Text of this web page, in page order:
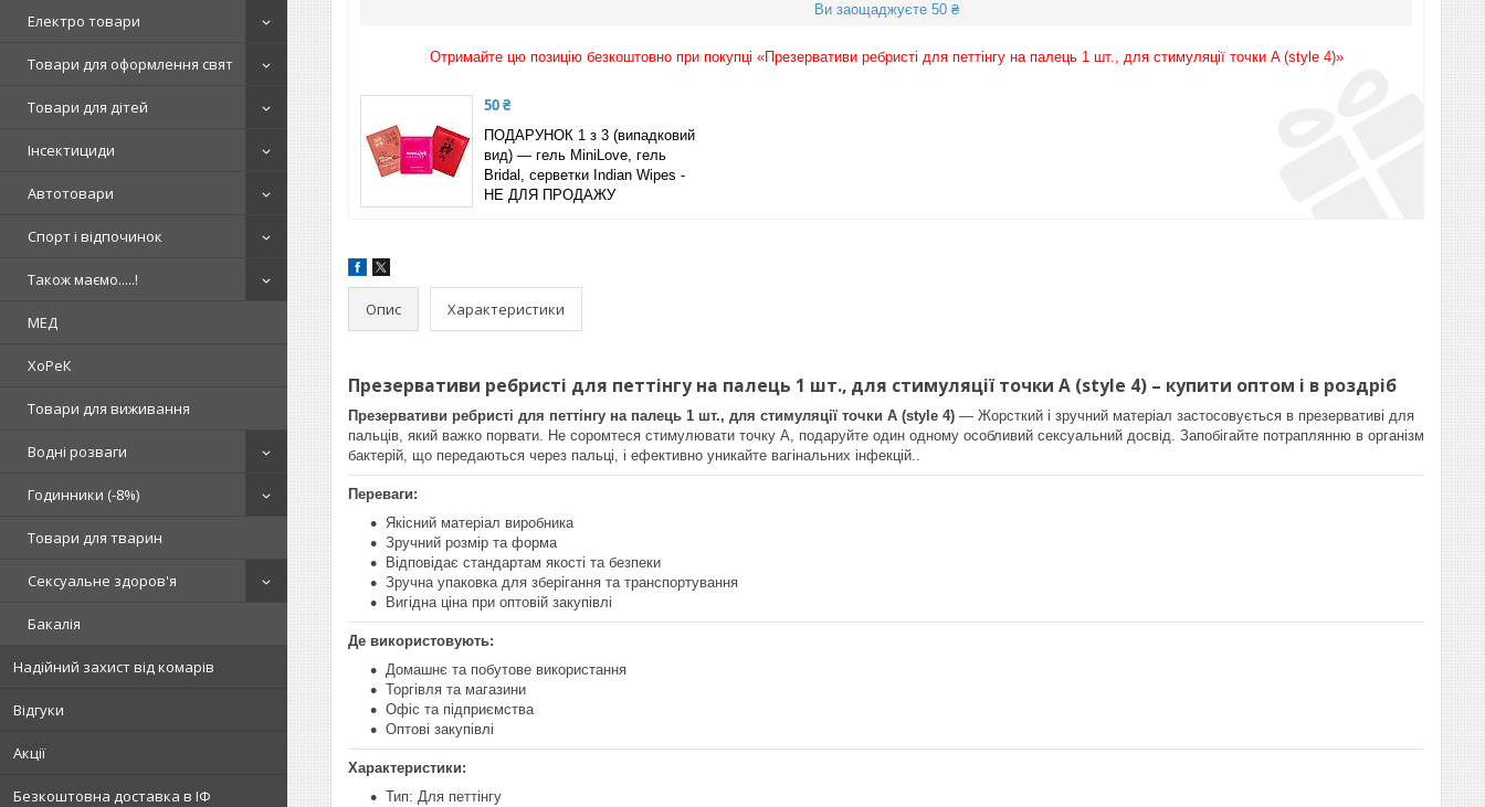
Електро товари
Товари для оформлення свят
Товари для дітей
Інсектициди
Автотовари
Спорт і відпочинок
Також маємо.....!
МЕД
ХоРеК
Товари для виживання
Водні розваги
Годинники (-8%)
Товари для тварин
Сексуальне здоров'я
Бакалія
Надійний захист від комарів
Відгуки
Акції
Безкоштовна доставка в ІФ
Ви заощаджуєте 50 ₴
Отримайте цю позицію безкоштовно при покупці «Презервативи ребристі для петтінгу на палець 1 шт., для стимуляції точки A (style 4)»
50 ₴
ПОДАРУНОК 1 з 3 (випадковий
вид) — гель MiniLove, гель
Bridal, серветки Indian Wipes -
НЕ ДЛЯ ПРОДАЖУ
Опис Характеристики
Презервативи ребристі для петтінгу на палець 1 шт., для стимуляції точки A (style 4) – купити оптом і в роздріб
Презервативи ребристі для петтінгу на палець 1 шт., для стимуляції точки A (style 4) — Жорсткий і зручний матеріал застосовується в презервативі для
пальців, який важко порвати. Не соромтеся стимулювати точку A, подаруйте один одному особливий сексуальний досвід. Запобігайте потраплянню в організм
бактерій, що передаються через пальці, і ефективно уникайте вагінальних інфекцій..
Переваги:
Якісний матеріал виробника
Зручний розмір та форма
Відповідає стандартам якості та безпеки
Зручна упаковка для зберігання та транспортування
Вигідна ціна при оптовій закупівлі
Де використовують:
Домашнє та побутове використання
Торгівля та магазини
Офіс та підприємства
Оптові закупівлі
Характеристики:
Тип: Для петтінгу